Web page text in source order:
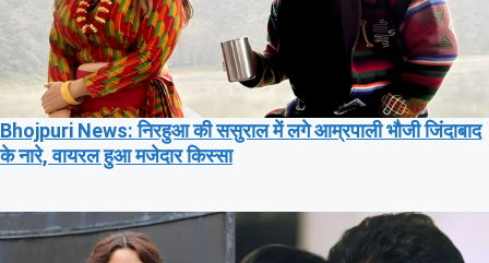
Bhojpuri News: निरहुआ की ससुराल में लगे आम्रपाली भौजी जिंदाबाद
के नारे, वायरल हुआ मजेदार किस्सा